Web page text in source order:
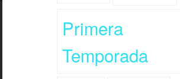
Primera
Temporada